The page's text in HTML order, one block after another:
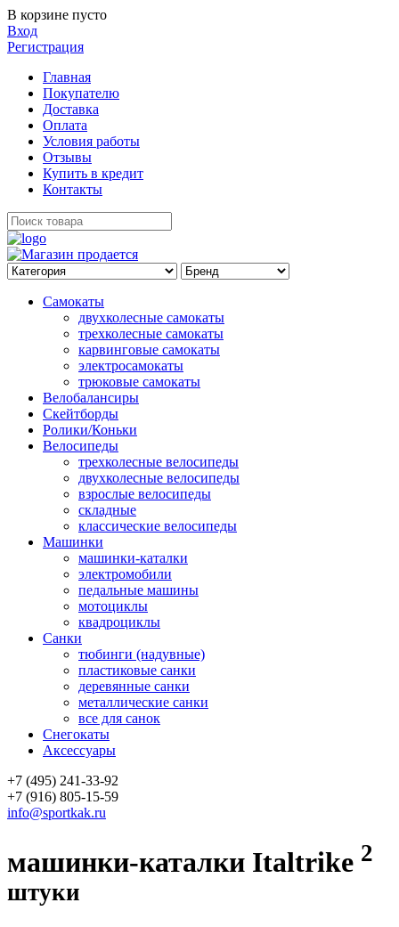
В корзине пусто
Вход
Регистрация
Главная
Покупателю
Доставка
Оплата
Условия работы
Отзывы
Купить в кредит
Контакты
Самокаты
двухколесные самокаты
трехколесные самокаты
карвинговые самокаты
электросамокаты
трюковые самокаты
Велобалансиры
Скейтборды
Ролики/Коньки
Велосипеды
трехколесные велосипеды
двухколесные велосипеды
взрослые велосипеды
складные
классические велосипеды
Машинки
машинки-каталки
электромобили
педальные машины
мотоциклы
квадроциклы
Санки
тюбинги (надувные)
пластиковые санки
деревянные санки
металлические санки
все для санок
Снегокаты
Аксессуары
+7 (495) 241-33-92
+7 (916) 805-15-59
info@sportkak.ru
машинки-каталки Italtrike 2
штуки